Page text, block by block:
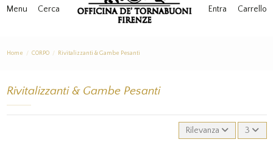
Menu Cerca Entra Carrello
Home CORPO Rivitalizzanti & Gambe Pesanti
Rivitalizzanti & Gambe Pesanti
Rilevanza 3